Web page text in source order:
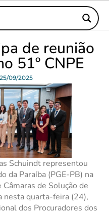
de reunião
51º CNPE
25/09/2025
Schuindt representou
da Paraíba (PGE-PB) na
de Solução de
nesta quarta-feira (24),
dos Procuradores dos